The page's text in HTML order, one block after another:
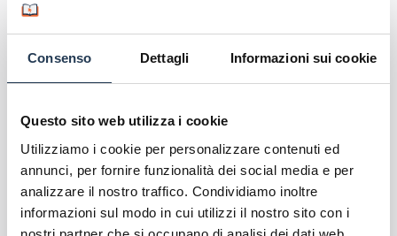
Consenso Dettagli Informazioni sui cookie
Questo sito web utilizza i cookie
Utilizziamo i cookie per personalizzare contenuti ed
annunci, per fornire funzionalità dei social media e per
analizzare il nostro traffico. Condividiamo inoltre
informazioni sul modo in cui utilizzi il nostro sito con i
universitario della durata triennale, oppure di un
altro titolo di studio conseguito all’estero
riconosciuto idoneo.
conoscenza della lingua italiana e almeno una
lingua dell’Unione Europea in forma fluente
scritta e orale, inoltre una giusta padronanza di
metodi e contenuti scientifici generali nelle
discipline di base e nelle discipline
ingegneristiche. Il regolamento dell’Università